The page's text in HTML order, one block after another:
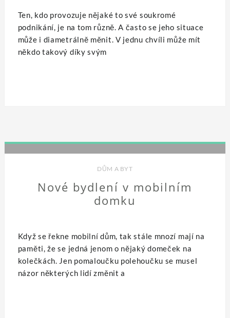
Ten, kdo provozuje nějaké to své soukromé
podnikání, je na tom různě. A často se jeho situace
může i diametrálně měnit. V jednu chvíli může mít
někdo takový díky svým
DŮM A BYT
Nové bydlení v mobilním
domku
Když se řekne mobilní dům, tak stále mnozí mají na
paměti, že se jedná jenom o nějaký domeček na
kolečkách. Jen pomaloučku polehoučku se musel
názor některých lidí změnit a